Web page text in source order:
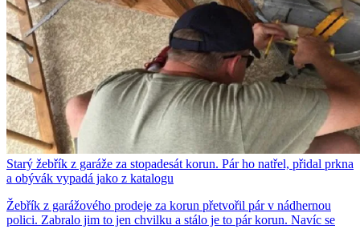
Starý žebřík z garáže za stopadesát korun. Pár ho natřel, přidal prkna
a obývák vypadá jako z katalogu
Žebřík z garážového prodeje za korun přetvořil pár v nádhernou
polici. Zabralo jim to jen chvilku a stálo je to pár korun. Navíc se